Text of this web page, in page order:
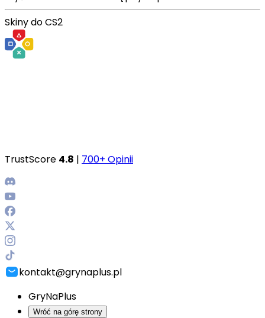
Skiny do CS2
TrustScore 4.8 | 700+ Opinii
kontakt@grynaplus.pl
GryNaPlus
Wróć na górę strony